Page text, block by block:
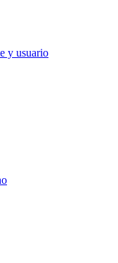
y usuario